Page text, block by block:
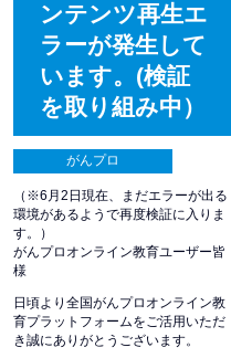
ンテンツ再生エ
ラーが発生して
います。(検証
を取り組み中）
がんプロ
（※6月2日現在、まだエラーが出る
環境があるようで再度検証に入りま
す。）
がんプロオンライン教育ユーザー皆
様
日頃より全国がんプロオンライン教
育プラットフォームをご活用いただ
き誠にありがとうございます。